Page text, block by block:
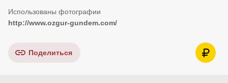
http://www.ozgur-gundem.com/
Поделиться